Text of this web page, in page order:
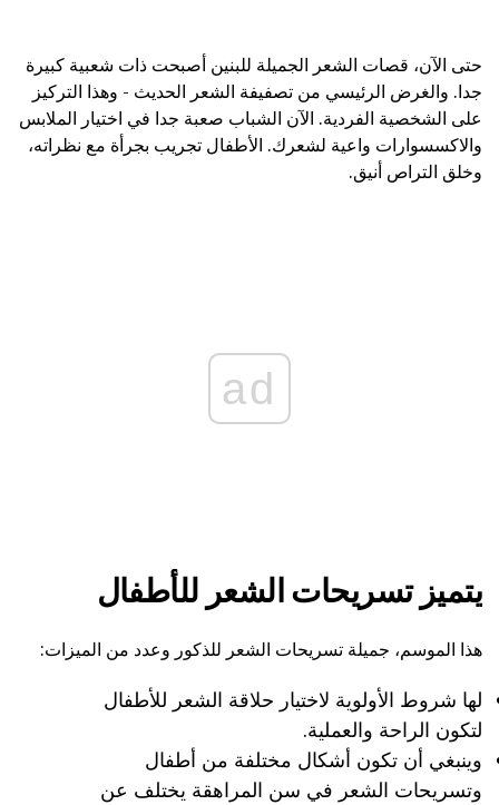
حتى الآن، قصات الشعر الجميلة للبنين أصبحت ذات شعبية كبيرة
جدا. والغرض الرئيسي من تصفيفة الشعر الحديث - وهذا التركيز
على الشخصية الفردية. الآن الشباب صعبة جدا في اختيار الملابس
والاكسسوارات واعية لشعرك. الأطفال تجريب بجرأة مع نظراته،
وخلق التراص أنيق.
ad
يتميز تسريحات الشعر للأطفال
هذا الموسم، جميلة تسريحات الشعر للذكور وعدد من الميزات:
لها شروط الأولوية لاختيار حلاقة الشعر للأطفال
لتكون الراحة والعملية.
وينبغي أن تكون أشكال مختلفة من أطفال
وتسريحات الشعر في سن المراهقة يختلف عن